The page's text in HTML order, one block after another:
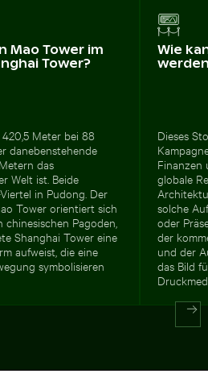
Mao Tower im
Tower?
Meter bei 88
danebenstehende
das
Welt ist. Beide
in Pudong. Der
Tower orientiert sich
Pagoden,
Shanghai Tower eine
aufweist, die eine
symbolisieren
Wie
Dieses
Finanzen
globale
solche
oder
der
und der
das Bild